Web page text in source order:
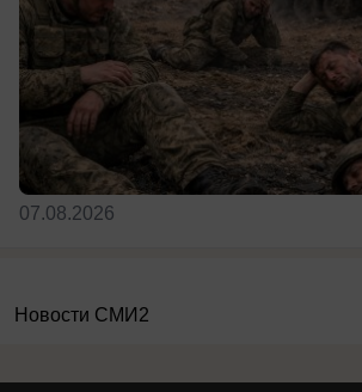
07.08.2026
Новости СМИ2